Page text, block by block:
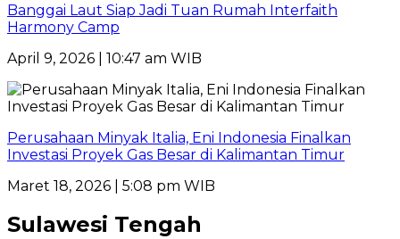
Banggai Laut Siap Jadi Tuan Rumah Interfaith
Harmony Camp
April 9, 2026 | 10:47 am WIB
Perusahaan Minyak Italia, Eni Indonesia Finalkan
Investasi Proyek Gas Besar di Kalimantan Timur
Maret 18, 2026 | 5:08 pm WIB
Sulawesi Tengah